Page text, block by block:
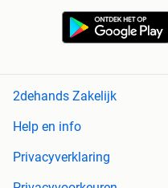
2dehands Zakelijk
Help en info
Privacyverklaring